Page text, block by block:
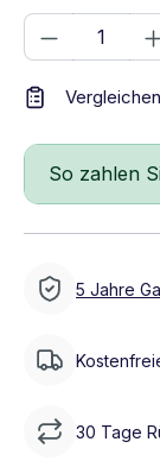
Produkt
So zahlen
5 Jahre
30 Tage